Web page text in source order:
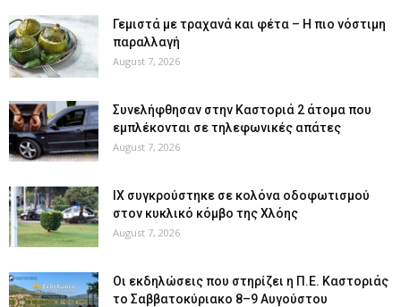
Γεμιστά με τραχανά και φέτα – Η πιο νόστιμη
παραλλαγή
August 7, 2026
Συνελήφθησαν στην Καστοριά 2 άτομα που
εμπλέκονται σε τηλεφωνικές απάτες
August 7, 2026
ΙΧ συγκρούστηκε σε κολόνα οδοφωτισμού
στον κυκλικό κόμβο της Χλόης
August 7, 2026
Οι εκδηλώσεις που στηρίζει η Π.Ε. Καστοριάς
το Σαββατοκύριακο 8–9 Αυγούστου